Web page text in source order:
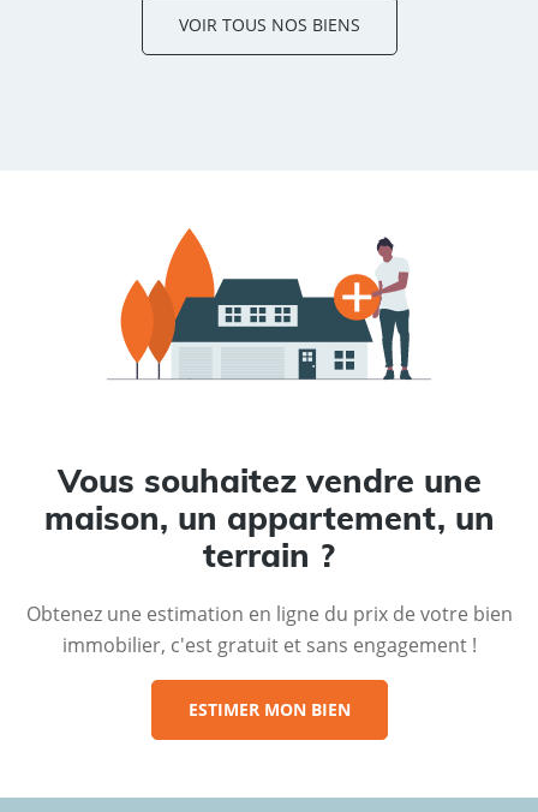
VOIR TOUS NOS BIENS
Vous souhaitez vendre une
maison, un appartement, un
terrain ?
Obtenez une estimation en ligne du prix de votre bien
immobilier, c'est gratuit et sans engagement !
ESTIMER MON BIEN